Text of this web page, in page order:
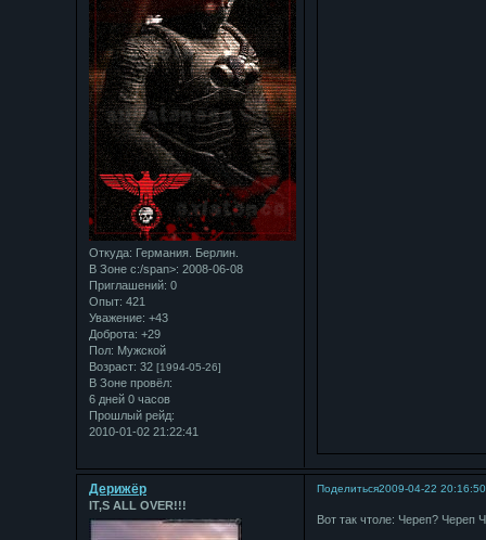
Откуда: Германия. Берлин.
В Зоне с:/span>: 2008-06-08
Приглашений: 0
Опыт: 421
Уважение: +43
Доброта: +29
Пол: Мужской
Возраст: 32 [1994-05-26]
В Зоне провёл:
6 дней 0 часов
Прошлый рейд:
2010-01-02 21:22:41
Поделиться2009-04-22 20:16:50
Дерижёр
IT,S ALL OVER!!!
Вот так чтоле: Черeп?